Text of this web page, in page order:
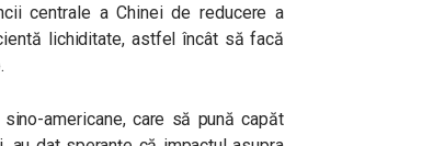
centrale a Chinei de reducere a
lichiditate, astfel încât să facă
americane, care să pună capăt